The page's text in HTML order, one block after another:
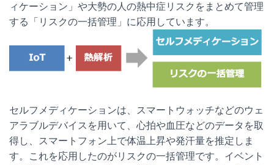
ィケーション」や大勢の人の熱中症リスクをまとめて管理
する「リスクの一括管理」に応用しています。
セルフメディケーションは、スマートウォッチなどのウェ
アラブルデバイスを用いて、心拍や血圧などのデータを取
得し、スマートフォン上で体温上昇や発汗量を推定しま
す。これを応用したのがリスクの一括管理です。イベント